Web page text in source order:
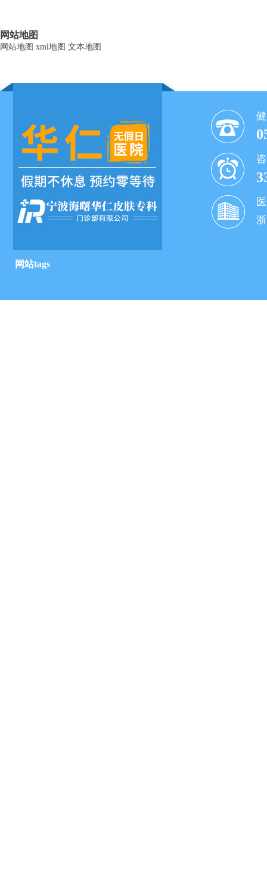
网站地图
网站地图 xml地图 文本地图
网站tags